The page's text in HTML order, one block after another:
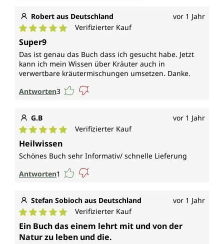
Robert aus Deutschland vor 1 Jahr
Durchschnittliche Bewertung von 5 von 5 Sternen
Verifizierter Kauf
Super9
Das ist genau das Buch dass ich gesucht habe. Jetzt
kann ich mein Wissen über Kräuter auch in
verwertbare kräutermischungen umsetzen. Danke.
Antworten3
G.B vor 1 Jahr
Durchschnittliche Bewertung von 5 von 5 Sternen
Verifizierter Kauf
Heilwissen
Schönes Buch sehr Informativ/ schnelle Lieferung
Antworten1
Stefan Sobioch aus Deutschland vor 1 Jahr
Durchschnittliche Bewertung von 5 von 5 Sternen
Verifizierter Kauf
Ein Buch das einem lehrt mit und von der
Natur zu leben und die.